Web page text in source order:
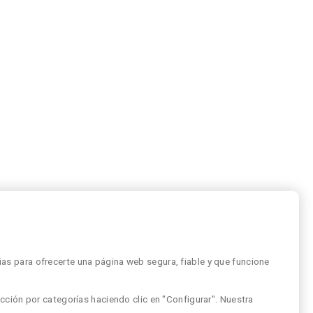
para ofrecerte una página web segura, fiable y que funcione
por categorías haciendo clic en "Configurar". Nuestra